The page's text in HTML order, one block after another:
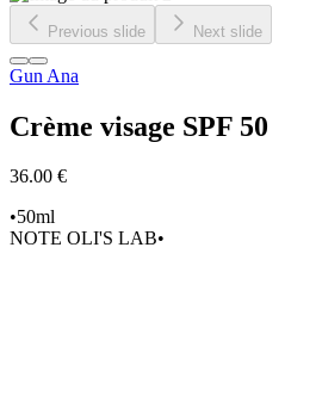
•
Visage
Shop All
Previous slide Next slide
Gun Ana
Crème visage SPF 50
36.00 €
•50ml
NOTE OLI'S LAB•